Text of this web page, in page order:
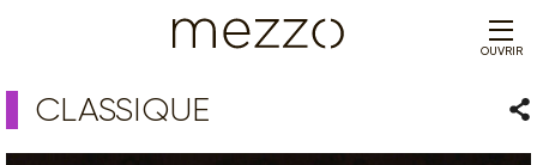
OUVRIR
CLASSIQUE